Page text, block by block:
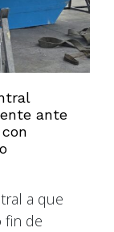
ante
a que
fin de